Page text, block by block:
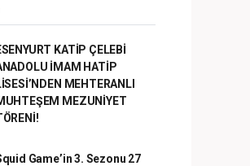
KATİP ÇELEBİ
İMAM HATİP
MEHTERANLI
MEZUNİYET
Game’in 3. Sezonu 27